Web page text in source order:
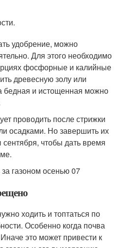
удобрение, можно
Для этого необходимо
фосфорные и калийные
древесную золу или
бедная и истощенная можно
проводить после стрижки
осадками. Но завершить их
чтобы дать время
ходить и топтаться по
Особенно когда почва
это может привести к